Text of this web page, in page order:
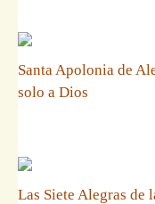
Santa Apolonia de
solo a Dios
Las Siete Alegras de